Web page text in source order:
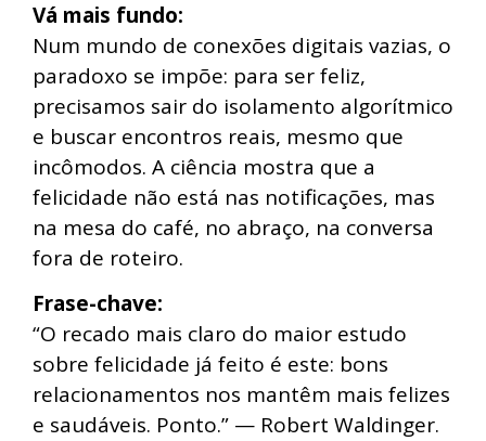
Vá mais fundo:
Num mundo de conexões digitais vazias, o
paradoxo se impõe: para ser feliz,
precisamos sair do isolamento algorítmico
e buscar encontros reais, mesmo que
incômodos. A ciência mostra que a
felicidade não está nas notificações, mas
na mesa do café, no abraço, na conversa
fora de roteiro.
Frase-chave:
“O recado mais claro do maior estudo
sobre felicidade já feito é este: bons
relacionamentos nos mantêm mais felizes
e saudáveis. Ponto.” — Robert Waldinger.